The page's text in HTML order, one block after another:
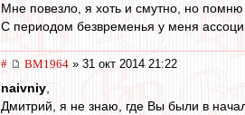
Мне повезло, я хоть и смутно, но
С периодом безвременья у меня
# BM1964 » 31 окт 2014 21:22
naivniy
Дмитрий, я не знаю, где Вы были в